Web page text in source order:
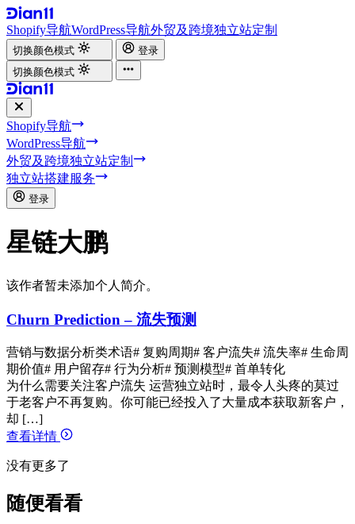
Shopify导航WordPress导航外贸及跨境独立站定制
切换颜色模式
登录
切换颜色模式
Shopify导航
WordPress导航
外贸及跨境独立站定制
独立站搭建服务
登录
星链大鹏
该作者暂未添加个人简介。
Churn Prediction – 流失预测
营销与数据分析类术语# 复购周期# 客户流失# 流失率# 生命周
期价值# 用户留存# 行为分析# 预测模型# 首单转化
为什么需要关注客户流失 运营独立站时，最令人头疼的莫过
于老客户不再复购。你可能已经投入了大量成本获取新客户，
却 […]
查看详情
没有更多了
随便看看